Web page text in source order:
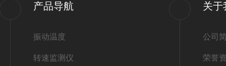
产品导航
振动温度
转速监测仪
关于
公司
荣誉